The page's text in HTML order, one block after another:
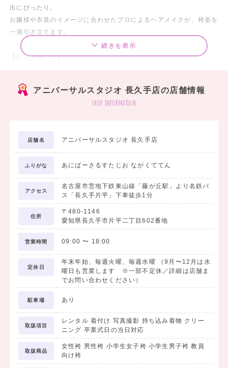
出にぴったり。
お嬢様や衣裳のイメージに合わせたプロによるヘアメイクが、袴姿を
一層引き立てます。
【レンタル一式】
◎レンタル一式セット内容◎
③長襦袢
④半幅帯
⑤重ね衿
着付け小物セット内容
①衿芯
②腰ひも
③伊達締め
今だけ！ご成約！
特典①
❀前撮り時の撮影料金無料
一人で。家族で。友だちと。ガーデンで。
自由なシチュエーションでOK！
（3,300円相当）
特典②
❀六切写真1枚無料（写真データ付き）
続きを表示
アニバーサルスタジオ 長久手店の店舗情報
shop information
店舗名 アニバーサルスタジオ 長久手店
ふりがな あにばーさるすたじお ながくててん
アクセス
名古屋市営地下鉄東山線「藤が丘駅」より名鉄バ
ス「長久手片平」下車徒歩1分
住所
〒480-1146
愛知県長久手市片平二丁目602番地
営業時間 09:00 〜 18:00
定休日
年末年始、毎週火曜、毎週水曜 （9月〜12月は水
曜日も営業します ※一部不定休／詳細は店舗ま
でお問い合わせください）
駐車場 あり
取扱項目
レンタル 着付け 写真撮影 持ち込み着物 クリー
ニング 卒業式日の当日対応
取扱商品
女性袴 男性袴 小学生女子袴 小学生男子袴 教員
向け袴